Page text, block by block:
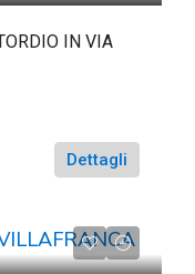
IN VIA
Dettagli